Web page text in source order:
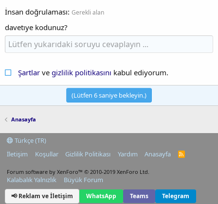
İnsan doğrulaması Gerekli alan
davetıye kodunuz?
Şartlar ve gizlilik politikasını kabul ediyorum.
(Lütfen 6saniye bekleyin.)
Anasayfa
Türkçe (TR)
İletişim
Koşullar Gizlilik Politikası Yardım Anasayfa
R
Forum software by XenForo™ © 2010-2019 XenForo Ltd.
Kalabalık Yalnızlık Büyük Forum
📢 Reklam ve İletişim WhatsApp Teams Telegram